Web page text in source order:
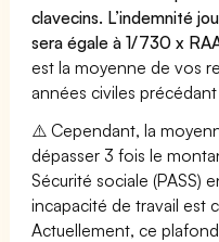
clavecins. L’indemnité
sera égale à 1/730 x
est la moyenne de vos
années civiles
⚠️ Cependant, la
dépasser 3 fois le
Sécurité sociale (PASS)
incapacité de travail est
Actuellement, ce